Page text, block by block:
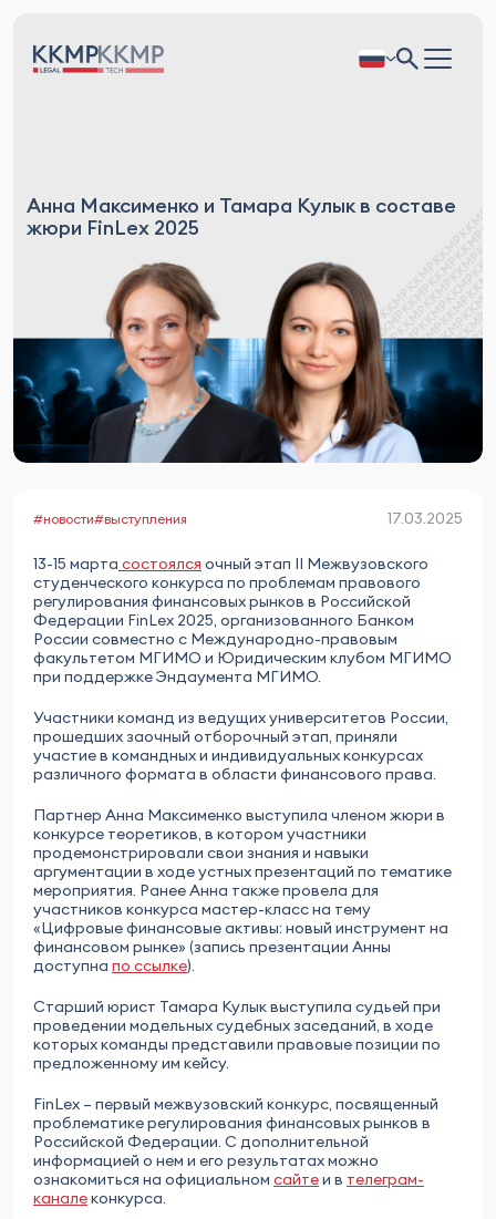
Анна Максименко и Тамара Кулык в составе
жюри FinLex 2025
#новости#выступления 17.03.2025
13-15 марта состоялся очный этап II Межвузовского
студенческого конкурса по проблемам правового
регулирования финансовых рынков в Российской
Федерации FinLex 2025, организованного Банком
России совместно с Международно-правовым
факультетом МГИМО и Юридическим клубом МГИМО
при поддержке Эндаумента МГИМО.
Участники команд из ведущих университетов России,
прошедших заочный отборочный этап, приняли
участие в командных и индивидуальных конкурсах
различного формата в области финансового права.
Партнер Анна Максименко выступила членом жюри в
конкурсе теоретиков, в котором участники
продемонстрировали свои знания и навыки
аргументации в ходе устных презентаций по тематике
мероприятия. Ранее Анна также провела для
участников конкурса мастер-класс на тему
«Цифровые финансовые активы: новый инструмент на
финансовом рынке» (запись презентации Анны
доступна по ссылке).
Старший юрист Тамара Кулык выступила судьей при
проведении модельных судебных заседаний, в ходе
которых команды представили правовые позиции по
предложенному им кейсу.
FinLex – первый межвузовский конкурс, посвященный
проблематике регулирования финансовых рынков в
Российской Федерации. С дополнительной
информацией о нем и его результатах можно
ознакомиться на официальном сайтеи в телеграм-
каналеконкурса.